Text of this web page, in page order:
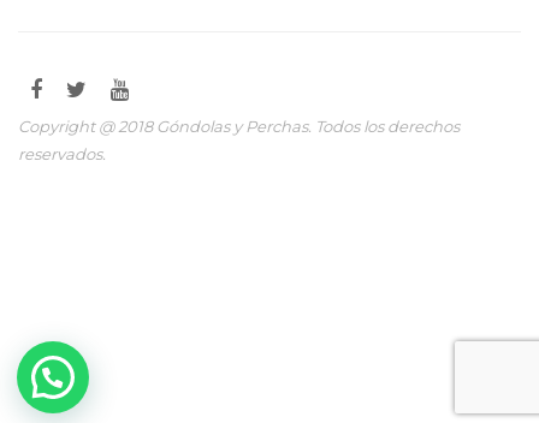
Copyright @ 2018 Góndolas y Perchas. Todos los derechos
reservados.